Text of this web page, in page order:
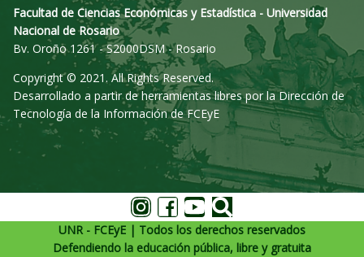
Facultad de Ciencias Económicas y Estadística - Universidad
Nacional de Rosario
Bv. Oroño 1261 - S2000DSM - Rosario
Copyright © 2021. All Rights Reserved.
Desarrollado a partir de herramientas libres por la Dirección de
Tecnología de la Información de FCEyE
UNR - FCEyE | Todos los derechos reservados
Defendiendo la educación pública, libre y gratuita